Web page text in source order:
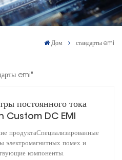
Дом стандарты emi
emi"
постоянного тока
Custom DC EMI
Filters
XY02
продуктаСпециализированные
электромагнитных помех и
компоненты.